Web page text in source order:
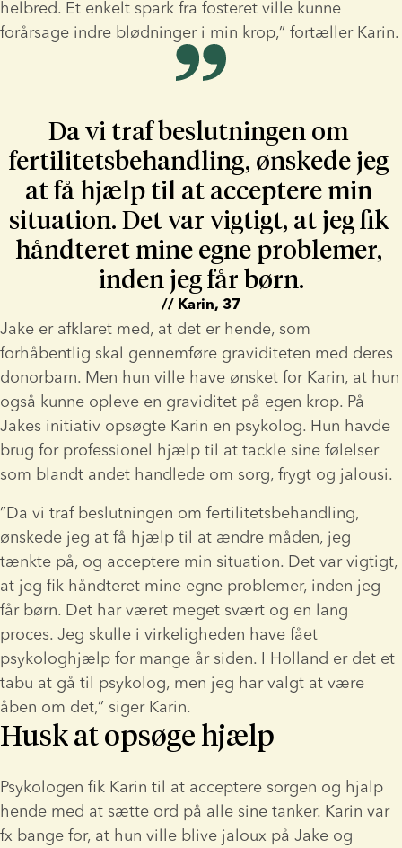
helbred. Et enkelt spark fra fosteret ville kunne
forårsage indre blødninger i min krop,” fortæller Karin.
Da vi traf beslutningen om
fertilitetsbehandling, ønskede jeg
at få hjælp til at acceptere min
situation. Det var vigtigt, at jeg fik
håndteret mine egne problemer,
inden jeg får børn.
// Karin, 37
Jake er afklaret med, at det er hende, som
forhåbentlig skal gennemføre graviditeten med deres
donorbarn. Men hun ville have ønsket for Karin, at hun
også kunne opleve en graviditet på egen krop. På
Jakes initiativ opsøgte Karin en psykolog. Hun havde
brug for professionel hjælp til at tackle sine følelser
som blandt andet handlede om sorg, frygt og jalousi.
”Da vi traf beslutningen om fertilitetsbehandling,
ønskede jeg at få hjælp til at ændre måden, jeg
tænkte på, og acceptere min situation. Det var vigtigt,
at jeg fik håndteret mine egne problemer, inden jeg
får børn. Det har været meget svært og en lang
proces. Jeg skulle i virkeligheden have fået
psykologhjælp for mange år siden. I Holland er det et
tabu at gå til psykolog, men jeg har valgt at være
åben om det,” siger Karin.
Husk at opsøge hjælp
Psykologen fik Karin til at acceptere sorgen og hjalp
hende med at sætte ord på alle sine tanker. Karin var
fx bange for, at hun ville blive jaloux på Jake og